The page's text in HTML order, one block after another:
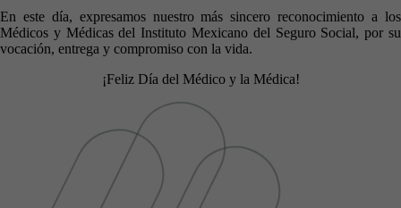
En este día, expresamos nuestro más sincero reconocimiento a los
Médicos y Médicas del Instituto Mexicano del Seguro Social, por su
vocación, entrega y compromiso con la vida.
¡Feliz Día del Médico y la Médica!